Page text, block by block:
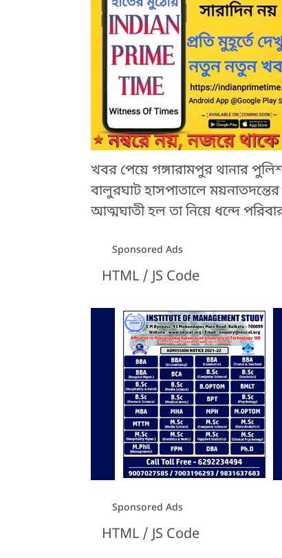
খবর পেয়ে গঙ্গারামপুর থানার
বালুরঘাট হাসপাতালে
আত্মঘাতী হল তা নিয়ে ধন্দে
Sponsored Ads
HTML / JS Code
Sponsored Ads
HTML / JS Code
HTML / JS Code